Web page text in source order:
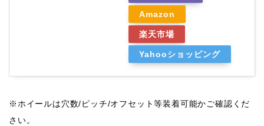
Amazon
楽天市場
Yahooショッピング
※ホイールは穴数/ピッチ/オフセット等装着可能かご確認くだ
さい。